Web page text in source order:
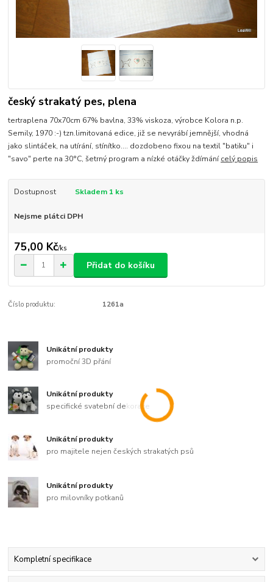
český strakatý pes, plena
tertraplena 70x70cm 67% bavlna, 33% viskoza, výrobce Kolora n.p.
Semily, 1970 :-) tzn.limitovaná edice, již se nevyrábí jemnější, vhodná
jako slintáček, na utírání, stínítko.... dozdobeno fixou na textil "batiku" i
"savo" perte na 30°C, šetrný program a nízké otáčky ždímánícelý popis
Dostupnost Skladem 1 ks
Nejsme plátci DPH
75,00 Kč/ks
Přidat do košíku
Číslo produktu: 1261a
Unikátní produkty
promoční 3D přání
Unikátní produkty
specifické svatební dekorace
Unikátní produkty
pro majitele nejen českých strakatých psů
Unikátní produkty
pro milovníky potkanů
Kompletní specifikace